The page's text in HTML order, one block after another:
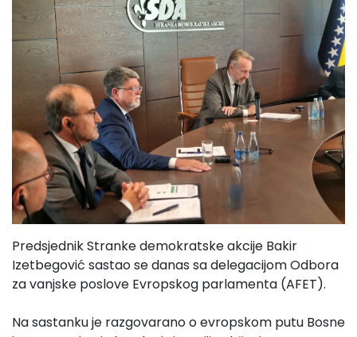
Predsjednik Stranke demokratske akcije Bakir
Izetbegović sastao se danas sa delegacijom Odbora
za vanjske poslove Evropskog parlamenta (AFET).
Na sastanku je razgovarano o evropskom putu Bosne